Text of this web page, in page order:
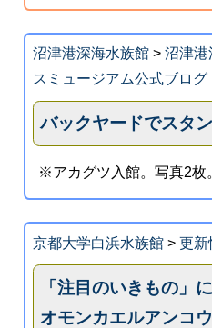
沼津港深海水族館> 沼津港
スミュージアム公式ブログ
バックヤードでスタン
※アカグツ入館。写真2枚
京都大学白浜水族館> 更新
「注目のいきもの」
オモンカエルアンコ